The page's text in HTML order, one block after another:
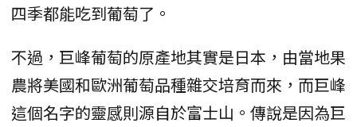
四季都能吃到葡萄了。
不過，巨峰葡萄的原產地其實是日本，由當地果
農將美國和歐洲葡萄品種雜交培育而來，而巨峰
這個名字的靈感則源自於富士山。傳說是因為巨